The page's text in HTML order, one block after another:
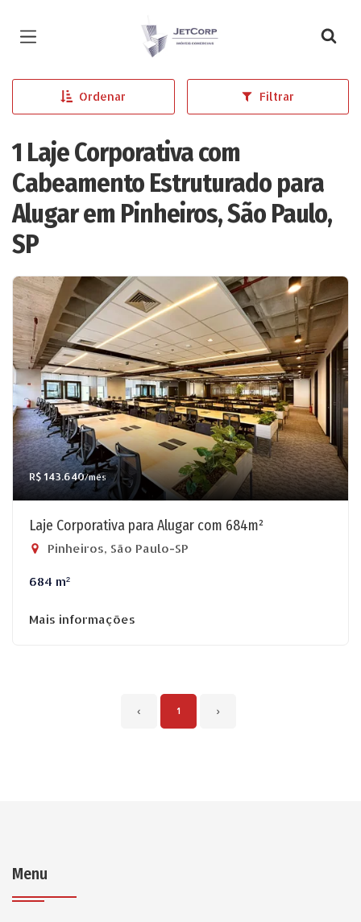
Página inicial
Ordenar Filtrar
1 Laje Corporativa com
Cabeamento Estruturado para
Alugar em Pinheiros, São Paulo,
SP
R$ 143.640/mês
Laje Corporativa para Alugar com 684m²
Pinheiros, São Paulo-SP
684 m²
Mais informações
‹ 1 ›
Menu